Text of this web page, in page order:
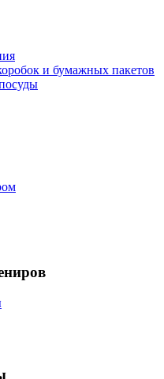
и бумажных пакетов